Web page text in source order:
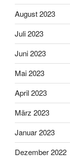
August 2023
Juli 2023
Juni 2023
Mai 2023
April 2023
März 2023
Januar 2023
Dezember 2022